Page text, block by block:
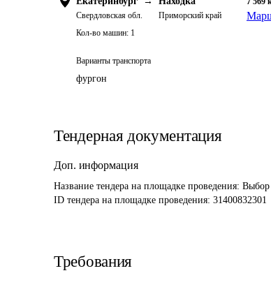
Свердловская обл. Приморский край
Кол-во машин: 1
Варианты транспорта
фургон
Тендерная документация
Доп. информация
Название тендера на площадке проведения: Выбор
ID тендера на площадке проведения: 31400832301
Требования